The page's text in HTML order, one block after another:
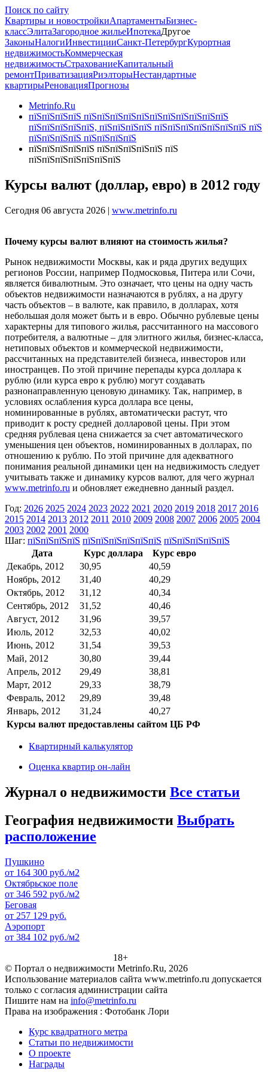
Поиск по сайту
Квартиры и новостройкиАпартаментыБизнес-
классЭлитаЗагородное жильеИпотекаДругое
ЗаконыНалогиИнвестицииСанкт-ПетербургКурортная
недвижимостьКоммерческая
недвижимостьСтрахованиеКапитальный
ремонтПриватизацияРиэлторыНестандартные
квартирыРеновацияПрогнозы
Metrinfo.Ru
пїЅпїЅпїЅпїЅ пїЅпїЅпїЅпїЅпїЅпїЅпїЅпїЅпїЅпїЅпїЅ
пїЅпїЅпїЅпїЅпїЅ, пїЅпїЅпїЅпїЅ пїЅпїЅпїЅпїЅпїЅпїЅпїЅ пїЅ
пїЅпїЅпїЅпїЅ пїЅпїЅпїЅпїЅ
пїЅпїЅпїЅпїЅпїЅ пїЅпїЅпїЅпїЅпїЅ пїЅ
пїЅпїЅпїЅпїЅпїЅпїЅпїЅ
Курсы валют (доллар, евро) в 2012 году
Сегодня 06 августа 2026 | www.metrinfo.ru
Почему курсы валют влияют на стоимость жилья?
Рынок недвижимости Москвы, как и ряда других ведущих
регионов России, например Подмосковья, Питера или Сочи,
является бивалютным. Это означает, что цены на одну часть
объектов недвижимости назначаются в рублях, а на другу
часть объектов – в валюте, как правило, в долларах, хотя
небольшая доля может быть и в евро. Обычно рублевые цены
характерны для типового жилья, рассчитанного на массового
потребителя, а валютные – для элитного жилья, бизнес-класса,
нетиповых объектов и коммерческой недвижимости,
рассчитанных на представителей бизнеса, инвесторов или
иностранцев. По этой причине перепады курса доллара к
рублю (или курса евро к рублю) могут создавать
разнонаправленную ценовую динамику. Так, например, в
условиях ослабления курса доллара все цены,
номинированные в рублях, автоматически растут, что
приводит к росту средней долларовой цены. При этом
средняя рублевая цена снижается за счет автоматического
уменьшения цен объектов, номинированных в долларах, по
отношению к рублю. По этой причине для адекватного
понимания реальной динамики цен на недвижимость следует
учитывать также и динамику курсов валют, для чего журнал
www.metrinfo.ru и обновляет ежедневно данный раздел.
Год: 2026 2025 2024 2023 2022 2021 2020 2019 2018 2017 2016
2015 2014 2013 2012 2011 2010 2009 2008 2007 2006 2005 2004
2003 2002 2001 2000
Шаг: пїЅпїЅпїЅпїЅ пїЅпїЅпїЅпїЅпїЅпїЅ пїЅпїЅпїЅпїЅпїЅ
Дата
Курс доллара
Курс евро
Декабрь, 2012
30,95
40,59
Ноябрь, 2012
31,40
40,29
Октябрь, 2012
31,12
40,34
Сентябрь, 2012
31,52
40,46
Август, 2012
31,96
39,57
Июль, 2012
32,53
40,02
Июнь, 2012
31,54
39,53
Май, 2012
30,80
39,44
Апрель, 2012
29,49
38,81
Март, 2012
29,33
38,79
Февраль, 2012
29,89
39,48
Январь, 2012
31,24
40,27
Курсы валют предоставлены сайтом ЦБ РФ
Квартирный калькулятор
Оценка квартир он-лайн
Журнал о недвижимости Все статьи
География недвижимости Выбрать
расположение
Пушкино
от 164 300 руб./м2
Октябрьское поле
от 346 592 руб./м2
Беговая
от 257 129 руб.
Аэропорт
от 384 102 руб./м2
18+
© Портал о недвижимости Metrinfo.Ru, 2026
Использование материалов сайта www.metrinfo.ru допускается
только с согласия администрации сайта
Пишите нам на info@metrinfo.ru
Права на изображения : Фотобанк Лори
Курс квадратного метра
Статьи по недвижимости
О проекте
Награды